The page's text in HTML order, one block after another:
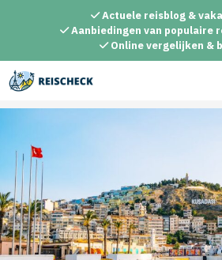
inhoud
Actuele reisblog &
Aanbiedingen van populaire
Online vergelijken &